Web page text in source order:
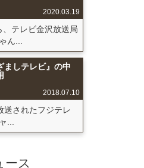
2020.03.19
テレビ金沢放送局
ん...
ましテレビ』の中
2018.07.10
送されたフジテレ
...
ース